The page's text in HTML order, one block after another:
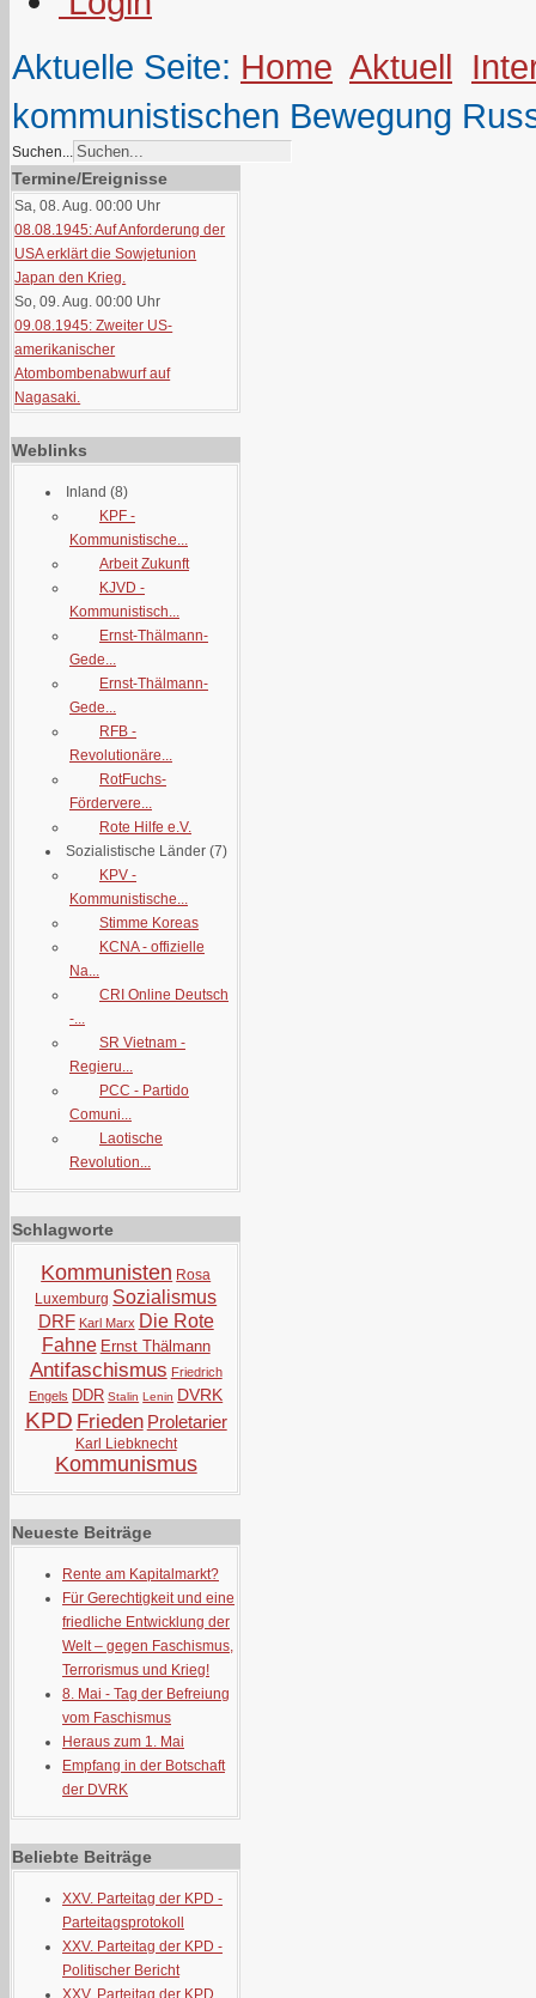
Aktuelle Seite: Home Aktuell
kommunistischen Bewegung
Suchen...
Termine/Ereignisse
Sa, 08. Aug. 00:00 Uhr
08.08.1945: Auf Anforderung der
USA erklärt die Sowjetunion
Japan den Krieg.
So, 09. Aug. 00:00 Uhr
09.08.1945: Zweiter US-
amerikanischer
Atombombenabwurf auf
Nagasaki.
Weblinks
Inland (8)
KPF -
Kommunistische...
Arbeit Zukunft
KJVD -
Kommunistisch...
Ernst-Thälmann-
Gede...
Ernst-Thälmann-
Gede...
RFB -
Revolutionäre...
RotFuchs-
Fördervere...
Rote Hilfe e.V.
Sozialistische Länder (7)
KPV -
Kommunistische...
Stimme Koreas
KCNA - offizielle
Na...
CRI Online Deutsch
-...
SR Vietnam -
Regieru...
PCC - Partido
Comuni...
Laotische
Revolution...
Schlagworte
Kommunisten Rosa
Luxemburg Sozialismus
DRF Karl Marx Die Rote
Fahne Ernst Thälmann
Antifaschismus Friedrich
Engels DDR Stalin Lenin DVRK
KPD Frieden Proletarier
Karl Liebknecht
Kommunismus
Neueste Beiträge
Rente am Kapitalmarkt?
Für Gerechtigkeit und eine
friedliche Entwicklung der
Welt – gegen Faschismus,
Terrorismus und Krieg!
8. Mai - Tag der Befreiung
vom Faschismus
Heraus zum 1. Mai
Empfang in der Botschaft
der DVRK
Beliebte Beiträge
XXV. Parteitag der KPD -
Parteitagsprotokoll
XXV. Parteitag der KPD -
Politischer Bericht
XXV. Parteitag der KPD